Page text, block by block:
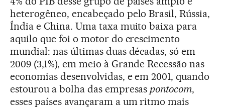
heterogêneo, encabeçado pelo Brasil, Rússia,
Índia e China. Uma taxa muito baixa para
aquilo que foi o motor do crescimento
mundial: nas últimas duas décadas, só em
2009 (3,1%), em meio à Grande Recessão nas
economias desenvolvidas, e em 2001, quando
estourou a bolha das empresas pontocom,
esses países avançaram a um ritmo mais